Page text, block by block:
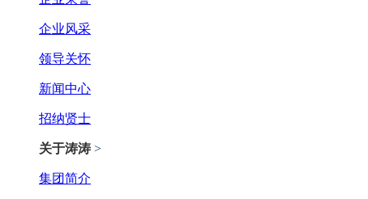
企业风采
领导关怀
新闻中心
招纳贤士
关于涛涛 >
集团简介